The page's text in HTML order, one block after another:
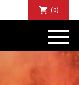
(0)
NIEUWS
DE CLUB